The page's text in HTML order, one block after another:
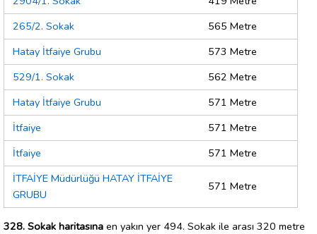
265/2. Sokak
565 Metre
Hatay İtfaiye Grubu
573 Metre
529/1. Sokak
562 Metre
Hatay İtfaiye Grubu
571 Metre
İtfaiye
571 Metre
İtfaiye
571 Metre
İTFAİYE Müdürlüğü HATAY İTFAİYE
GRUBU
571 Metre
328. Sokak haritasına en yakın yer 494. Sokak ile arası 320 metre